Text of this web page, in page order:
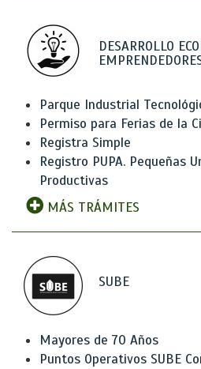
DESARROLLO
Parque Industrial
Permiso para Ferias de la
Registra Simple
Registro PUPA. Pequeñas
Productivas
MÁS TRÁMITES
SUBE
Mayores de 70 Años
Puntos Operativos SUBE